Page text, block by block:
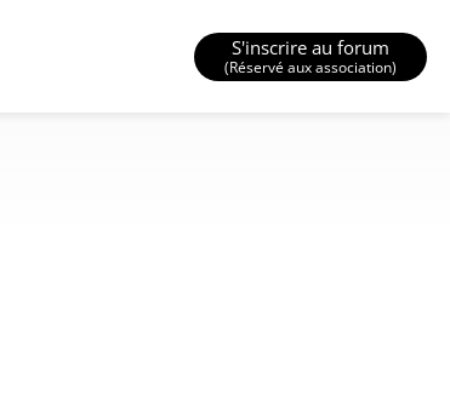
S'inscrire au forum
(Réservé aux association)